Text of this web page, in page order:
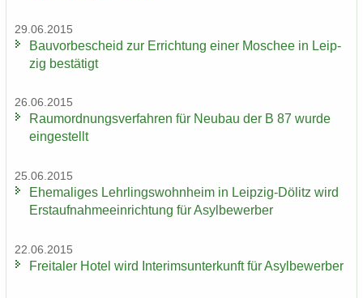
29.06.2015
Bau­vor­be­scheid zur Er­rich­tung einer Mo­schee in Leip­
zig be­stä­tigt
26.06.2015
Raum­ord­nungs­ver­fah­ren für Neu­bau der B 87 wurde
ein­ge­stellt
25.06.2015
Ehe­ma­li­ges Lehr­lings­wohn­heim in Leipzig-​Dölitz wird
Erst­auf­nah­me­ein­rich­tung für Asyl­be­wer­ber
22.06.2015
Frei­ta­ler Hotel wird In­te­rims­un­ter­kunft für Asyl­be­wer­ber